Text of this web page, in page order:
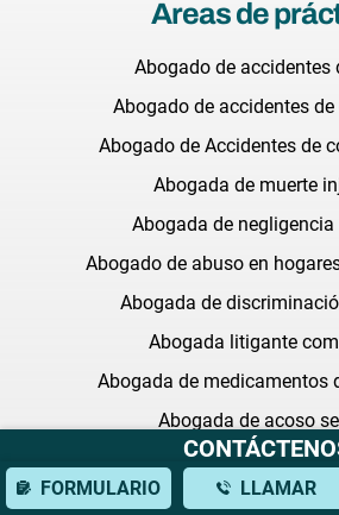
Areas de
Abogado de accidentes
Abogado de accidentes
Abogado de Accidentes de
Abogada de muerte
Abogada de negligencia
Abogado de abuso en
Abogada de
Abogada litigante
Abogada de medicamentos
Abogada de acoso
Todas las áreas de
FORMULARIO LLAMAR